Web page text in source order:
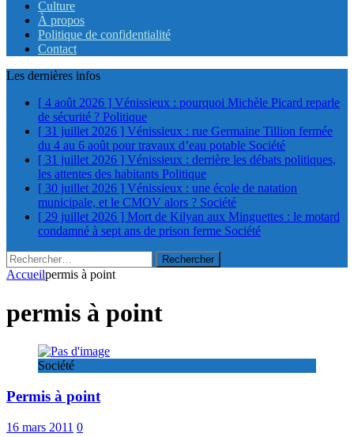
Culture
À propos
Politique de confidentialité
Contact
Les dernières infos
[ 4 août 2026 ] Vénissieux : pourquoi Michèle Picard reparle
de sécurité ? Politique
[ 31 juillet 2026 ] Vénissieux : rue Germaine Tillion fermée
du 4 au 6 août pour travaux d’eau potable Société
[ 31 juillet 2026 ] Vénissieux : derrière les débats politiques,
les attentes des habitants Politique
[ 30 juillet 2026 ] Vénissieux : une école de natation
municipale, et le CMOV alors ? Société
[ 29 juillet 2026 ] Mort de Kilyan aux Minguettes : le motard
condamné à sept ans de prison ferme Société
Rechercher :
Accueilpermis à point
permis à point
Société
Permis à point
16 mars 2011 0